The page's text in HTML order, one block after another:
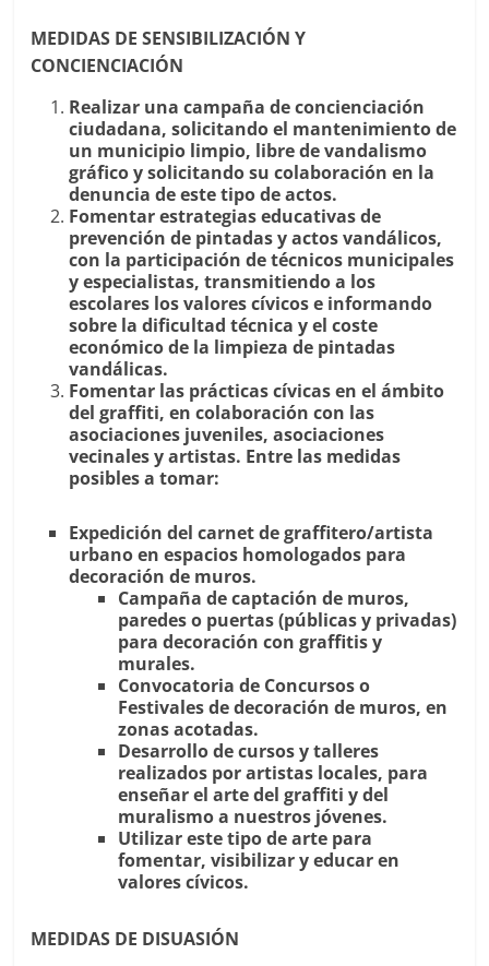
MEDIDAS DE SENSIBILIZACIÓN Y
CONCIENCIACIÓN
Realizar una campaña de concienciación
ciudadana, solicitando el mantenimiento de
un municipio limpio, libre de vandalismo
gráfico y solicitando su colaboración en la
denuncia de este tipo de actos.
Fomentar estrategias educativas de
prevención de pintadas y actos vandálicos,
con la participación de técnicos municipales
y especialistas, transmitiendo a los
escolares los valores cívicos e informando
sobre la dificultad técnica y el coste
económico de la limpieza de pintadas
vandálicas.
Fomentar las prácticas cívicas en el ámbito
del graffiti, en colaboración con las
asociaciones juveniles, asociaciones
vecinales y artistas. Entre las medidas
posibles a tomar:
Expedición del carnet de graffitero/artista
urbano en espacios homologados para
decoración de muros.
Campaña de captación de muros,
paredes o puertas (públicas y privadas)
para decoración con graffitis y
murales.
Convocatoria de Concursos o
Festivales de decoración de muros, en
zonas acotadas.
Desarrollo de cursos y talleres
realizados por artistas locales, para
enseñar el arte del graffiti y del
muralismo a nuestros jóvenes.
Utilizar este tipo de arte para
fomentar, visibilizar y educar en
valores cívicos.
MEDIDAS DE DISUASIÓN